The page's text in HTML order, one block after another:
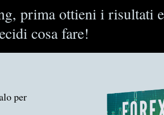
prima ottieni i risultati
cosa fare!
per